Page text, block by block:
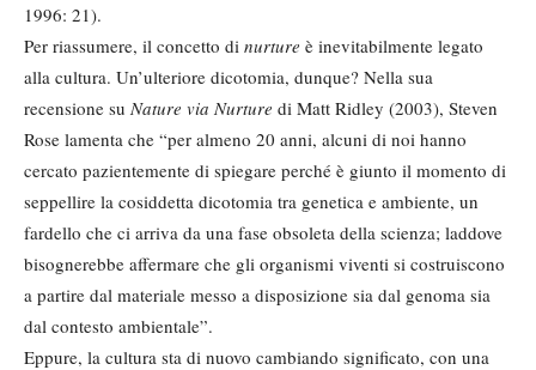
1996: 21).
Per riassumere, il concetto di nurture è inevitabilmente legato
alla cultura. Un’ulteriore dicotomia, dunque? Nella sua
recensione su Nature via Nurture di Matt Ridley (2003), Steven
Rose lamenta che “per almeno 20 anni, alcuni di noi hanno
cercato pazientemente di spiegare perché è giunto il momento di
seppellire la cosiddetta dicotomia tra genetica e ambiente, un
fardello che ci arriva da una fase obsoleta della scienza; laddove
bisognerebbe affermare che gli organismi viventi si costruiscono
a partire dal materiale messo a disposizione sia dal genoma sia
dal contesto ambientale”.
Eppure, la cultura sta di nuovo cambiando significato, con una